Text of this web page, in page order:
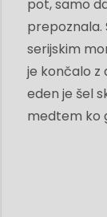
pot, samo
prepoznala.
serijskim
je končalo
eden je šel
medtem ko